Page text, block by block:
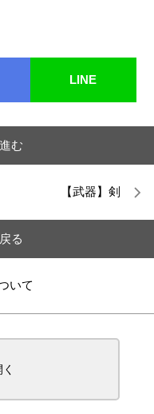
LINE
む
【武器】剣
る
いて